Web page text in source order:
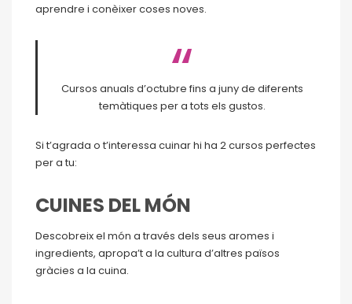
aprendre i conèixer coses noves.
Cursos anuals d’octubre fins a juny de diferents
temàtiques per a tots els gustos.
Si t’agrada o t’interessa cuinar hi ha 2 cursos perfectes
per a tu:
CUINES DEL MÓN
Descobreix el món a través dels seus aromes i
ingredients, apropa’t a la cultura d’altres països
gràcies a la cuina.